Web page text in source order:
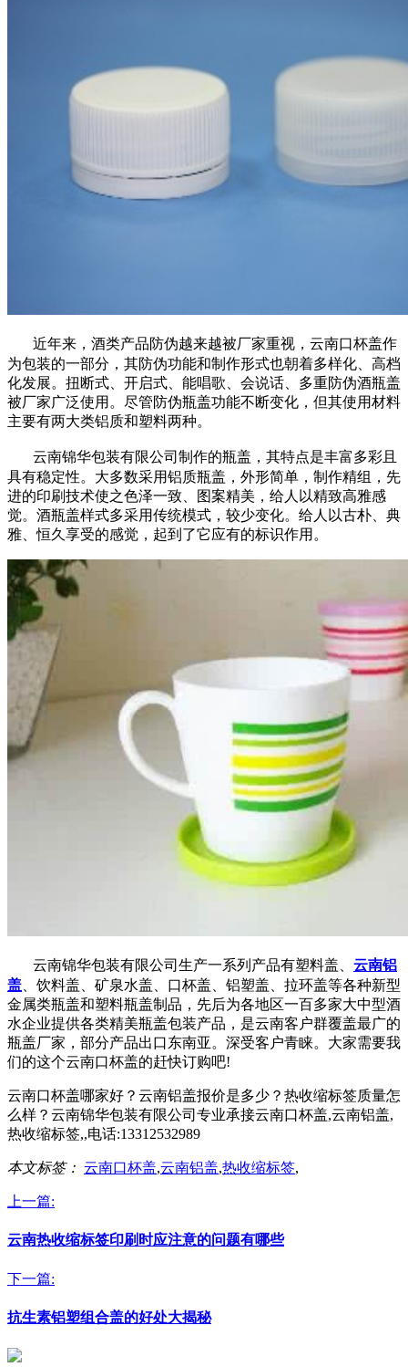
近年来，酒类产品防伪越来越被厂家重视，云南口杯盖作
为包装的一部分，其防伪功能和制作形式也朝着多样化、高档
化发展。扭断式、开启式、能唱歌、会说话、多重防伪酒瓶盖
被厂家广泛使用。尽管防伪瓶盖功能不断变化，但其使用材料
主要有两大类铝质和塑料两种。
云南锦华包装有限公司制作的瓶盖，其特点是丰富多彩且
具有稳定性。大多数采用铝质瓶盖，外形简单，制作精组，先
进的印刷技术使之色泽一致、图案精美，给人以精致高雅感
觉。酒瓶盖样式多采用传统模式，较少变化。给人以古朴、典
雅、恒久享受的感觉，起到了它应有的标识作用。
云南锦华包装有限公司生产一系列产品有塑料盖、 云南铝
盖 、饮料盖、矿泉水盖、口杯盖、铝塑盖、拉环盖等各种新型
金属类瓶盖和塑料瓶盖制品，先后为各地区一百多家大中型酒
水企业提供各类精美瓶盖包装产品，是云南客户群覆盖最广的
瓶盖厂家，部分产品出口东南亚。深受客户青睐。大家需要我
们的这个云南口杯盖的赶快订购吧!
云南口杯盖哪家好？云南铝盖报价是多少？热收缩标签质量怎
么样？云南锦华包装有限公司专业承接云南口杯盖,云南铝盖,
热收缩标签,,电话:13312532989
本文标签： 云南口杯盖,云南铝盖,热收缩标签,
上一篇:
云南热收缩标签印刷时应注意的问题有哪些
下一篇:
抗生素铝塑组合盖的好处大揭秘